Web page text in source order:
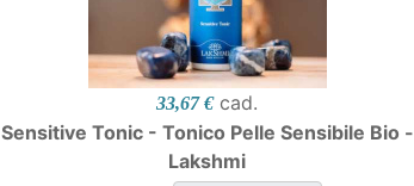
33,67 € cad.
Sensitive Tonic - Tonico Pelle Sensibile Bio -
Lakshmi